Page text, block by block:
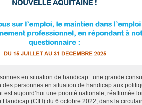
en situation de handicap : une grande
personnes en situation de handicap aux
est aujourd’hui une priorité nationale, réaffirmée
Handicap (CIH) du 6 octobre 2022, dans la